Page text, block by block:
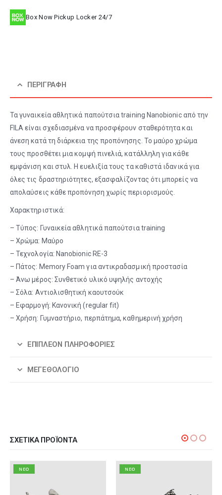
Box Now Pickup Locker 24/7
ΠΕΡΙΓΡΑΦΉ
Τα γυναικεία αθλητικά παπούτσια training Nanobionic από την
FILA είναι σχεδιασμένα να προσφέρουν σταθερότητα και
άνεση κατά τη διάρκεια της προπόνησης. Το μαύρο χρώμα
τους προσθέτει μια κομψή πινελιά, κατάλληλη για κάθε
εμφάνιση και στυλ. Η ευελιξία τους τα καθιστά ιδανικά για
όλες τις δραστηριότητες, εξασφαλίζοντας ότι μπορείς να
απολαύσεις κάθε προπόνηση χωρίς περιορισμούς.
Χαρακτηριστικά:
– Τύπος: Γυναικεία αθλητικά παπούτσια training
– Χρώμα: Μαύρο
– Τεχνολογία: Nanobionic RE-3
– Πάτος: Memory Foam για αντικραδασμική προστασία
– Άνω μέρος: Συνθετικό υλικό υψηλής αντοχής
– Σόλα: Αντιολισθητική καουτσούκ
– Εφαρμογή: Κανονική (regular fit)
– Χρήση: Γυμναστήριο, περπάτημα, καθημερινή χρήση
ΕΠΙΠΛΈΟΝ ΠΛΗΡΟΦΟΡΊΕΣ
ΜΕΓΕΘΟΛΌΓΙΟ
ΣΧΕΤΙΚΆ ΠΡΟΪΌΝΤΑ
NEO NEO